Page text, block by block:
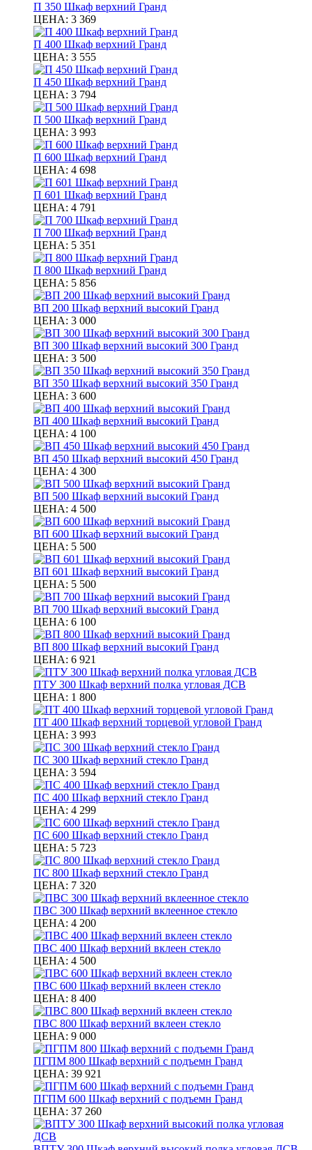
П 350 Шкаф верхний Гранд
ЦЕНА: 3 369
П 400 Шкаф верхний Гранд
ЦЕНА: 3 555
П 450 Шкаф верхний Гранд
ЦЕНА: 3 794
П 500 Шкаф верхний Гранд
ЦЕНА: 3 993
П 600 Шкаф верхний Гранд
ЦЕНА: 4 698
П 601 Шкаф верхний Гранд
ЦЕНА: 4 791
П 700 Шкаф верхний Гранд
ЦЕНА: 5 351
П 800 Шкаф верхний Гранд
ЦЕНА: 5 856
ВП 200 Шкаф верхний высокий Гранд
ЦЕНА: 3 000
ВП 300 Шкаф верхний высокий 300 Гранд
ЦЕНА: 3 500
ВП 350 Шкаф верхний высокий 350 Гранд
ЦЕНА: 3 600
ВП 400 Шкаф верхний высокий Гранд
ЦЕНА: 4 100
ВП 450 Шкаф верхний высокий 450 Гранд
ЦЕНА: 4 300
ВП 500 Шкаф верхний высокий Гранд
ЦЕНА: 4 500
ВП 600 Шкаф верхний высокий Гранд
ЦЕНА: 5 500
ВП 601 Шкаф верхний высокий Гранд
ЦЕНА: 5 500
ВП 700 Шкаф верхний высокий Гранд
ЦЕНА: 6 100
ВП 800 Шкаф верхний высокий Гранд
ЦЕНА: 6 921
ПТУ 300 Шкаф верхний полка угловая ДСВ
ЦЕНА: 1 800
ПТ 400 Шкаф верхний торцевой угловой Гранд
ЦЕНА: 3 993
ПС 300 Шкаф верхний стекло Гранд
ЦЕНА: 3 594
ПС 400 Шкаф верхний стекло Гранд
ЦЕНА: 4 299
ПС 600 Шкаф верхний стекло Гранд
ЦЕНА: 5 723
ПС 800 Шкаф верхний стекло Гранд
ЦЕНА: 7 320
ПВС 300 Шкаф верхний вклеенное стекло
ЦЕНА: 4 200
ПВС 400 Шкаф верхний вклеен стекло
ЦЕНА: 4 500
ПВС 600 Шкаф верхний вклеен стекло
ЦЕНА: 8 400
ПВС 800 Шкаф верхний вклеен стекло
ЦЕНА: 9 000
ПГПМ 800 Шкаф верхний с подъемн Гранд
ЦЕНА: 39 921
ПГПМ 600 Шкаф верхний с подъемн Гранд
ЦЕНА: 37 260